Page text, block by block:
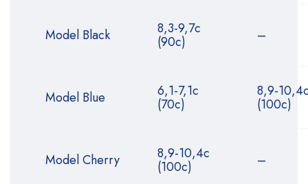
Model Black 8,3-9,7с
(90с) –
Model Blue 6,1-7,1с
(70с)
8,9-
(100с)
Model Cherry 8,9-10,4с
(100с) –